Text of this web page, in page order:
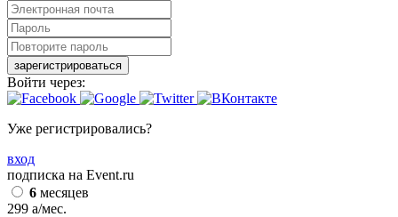
зарегистрироваться
Войти через:
Уже регистрировались?
вход
подписка на Event.ru
6 месяцев
299 a/мес.